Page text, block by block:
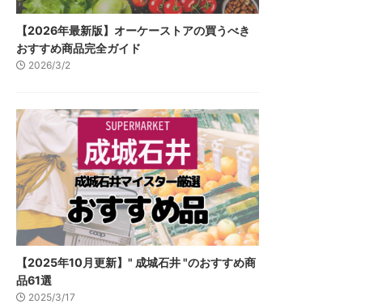
【2026年最新版】オーケーストアの買うべき
おすすめ商品完全ガイド
2026/3/2
【2025年10月更新】" 成城石井 "のおすすめ商
品61選
2025/3/17